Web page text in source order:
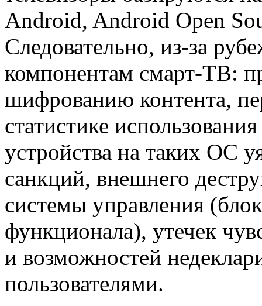
Android, Android Open
Следовательно, из-за
компонентам смарт-ТВ:
шифрованию контента,
статистике
устройства на таких ОС
санкций, внешнего
системы управления
функционала), утечек
и возможностей
пользователями.